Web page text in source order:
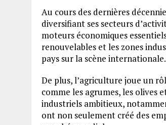
Au cours des dernières
diversifiant ses secteurs
moteurs économiques
renouvelables et les zones
pays sur la scène internationale.
De plus, l’agriculture joue un
comme les agrumes, les olives
industriels ambitieux,
ont non seulement créé des